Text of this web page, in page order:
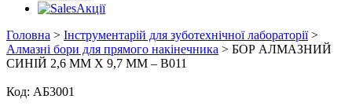
Акції
Головна > Інструментарій для зуботехнічної лабораторії>
Алмазні бори для прямого накінечника > БОР АЛМАЗНИЙ
СИНІЙ 2,6 ММ Х 9,7 ММ – В011
Код: АБ3001